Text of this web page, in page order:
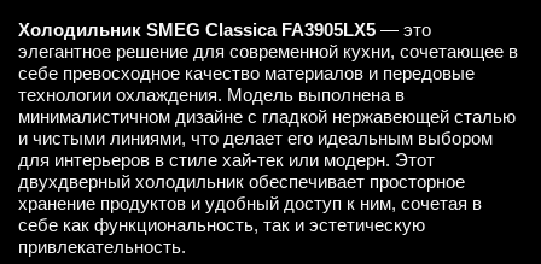
Холодильник SMEG Classica FA3905LX5 — это
элегантное решение для современной кухни, сочетающее в
себе превосходное качество материалов и передовые
технологии охлаждения. Модель выполнена в
минималистичном дизайне с гладкой нержавеющей сталью
и чистыми линиями, что делает его идеальным выбором
для интерьеров в стиле хай-тек или модерн. Этот
двухдверный холодильник обеспечивает просторное
хранение продуктов и удобный доступ к ним, сочетая в
себе как функциональность, так и эстетическую
привлекательность.